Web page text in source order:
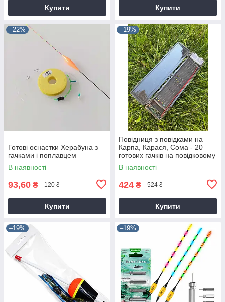
Купити Купити
–22%
Готові оснастки Херабуна з
гачками і поплавцем
В наявності
93,60 ₴ 120 ₴
Купити
–19%
Повідниця з повідками на
Карпа, Карася, Сома - 20
готових гачків на повідковому
матеріалі
В наявності
424 ₴ 524 ₴
Купити
–19% –19%